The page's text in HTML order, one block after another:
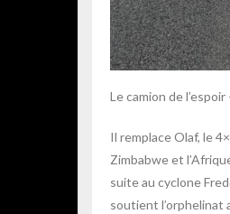
Le camion de
Il remplace Olaf, le
Zimbabwe et
suite au cyclone
soutient l’orphelinat